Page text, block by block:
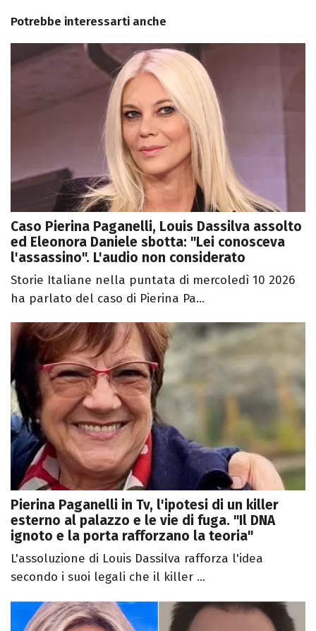
Potrebbe interessarti anche
Caso Pierina Paganelli, Louis Dassilva assolto
ed Eleonora Daniele sbotta: "Lei conosceva
l'assassino". L'audio non considerato
Storie Italiane nella puntata di mercoledì 10 2026
ha parlato del caso di Pierina Pa...
Pierina Paganelli in Tv, l'ipotesi di un killer
esterno al palazzo e le vie di fuga. "Il DNA
ignoto e la porta rafforzano la teoria"
L'assoluzione di Louis Dassilva rafforza l'idea
secondo i suoi legali che il killer ...